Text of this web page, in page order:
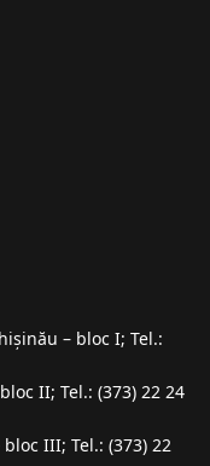
– bloc I; Tel.:
II; Tel.: (373) 22 24
III; Tel.: (373) 22